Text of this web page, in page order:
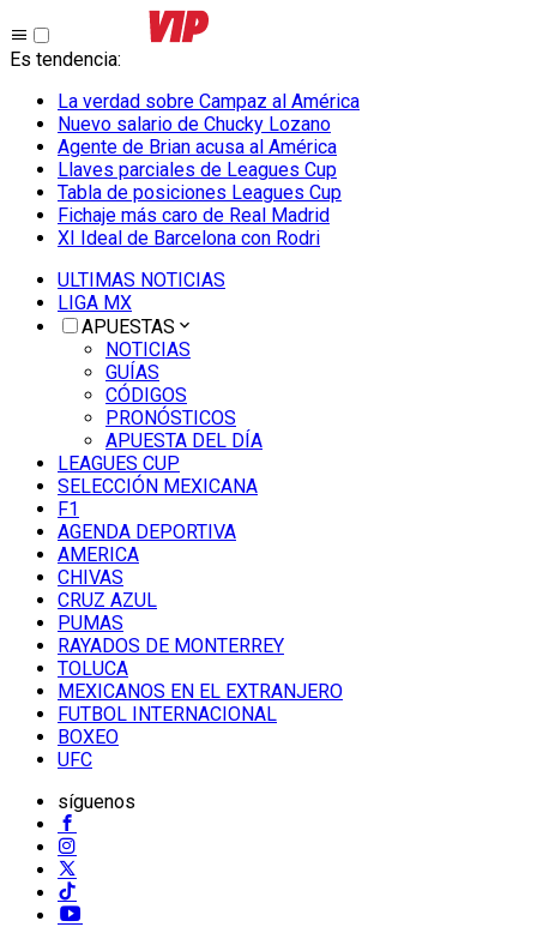
Es tendencia:
La verdad sobre Campaz al América
Nuevo salario de Chucky Lozano
Agente de Brian acusa al América
Llaves parciales de Leagues Cup
Tabla de posiciones Leagues Cup
Fichaje más caro de Real Madrid
XI Ideal de Barcelona con Rodri
ULTIMAS NOTICIAS
LIGA MX
APUESTAS
NOTICIAS
GUÍAS
CÓDIGOS
PRONÓSTICOS
APUESTA DEL DÍA
LEAGUES CUP
SELECCIÓN MEXICANA
F1
AGENDA DEPORTIVA
AMERICA
CHIVAS
CRUZ AZUL
PUMAS
RAYADOS DE MONTERREY
TOLUCA
MEXICANOS EN EL EXTRANJERO
FUTBOL INTERNACIONAL
BOXEO
UFC
síguenos